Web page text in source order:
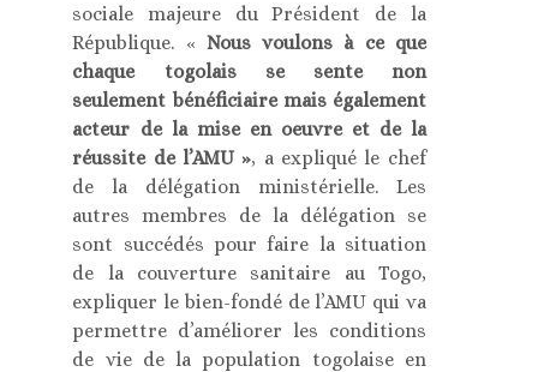
sociale majeure du Président de la
République. « Nous voulons à ce que
chaque togolais se sente non
seulement bénéficiaire mais également
acteur de la mise en oeuvre et de la
réussite de l’AMU », a expliqué le chef
de la délégation ministérielle. Les
autres membres de la délégation se
sont succédés pour faire la situation
de la couverture sanitaire au Togo,
expliquer le bien-fondé de l’AMU qui va
permettre d’améliorer les conditions
de vie de la population togolaise en